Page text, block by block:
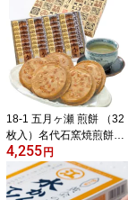
ーチーズサンド、羽二重
モンブランバターチーズ
サンド、羽二重ピスタチ
オバターチーズサンド、
羽二重餡バターチーズサ
ンド各1ヶラニーチーズ
福井県 お土産 特産物
18-1 五月ヶ瀬 煎餅 （32
枚入）名代石窯焼煎餅お
いしい 福井県 福井 お土
産 特産物贈り物 中元 お
中元 贈答
4,255 円